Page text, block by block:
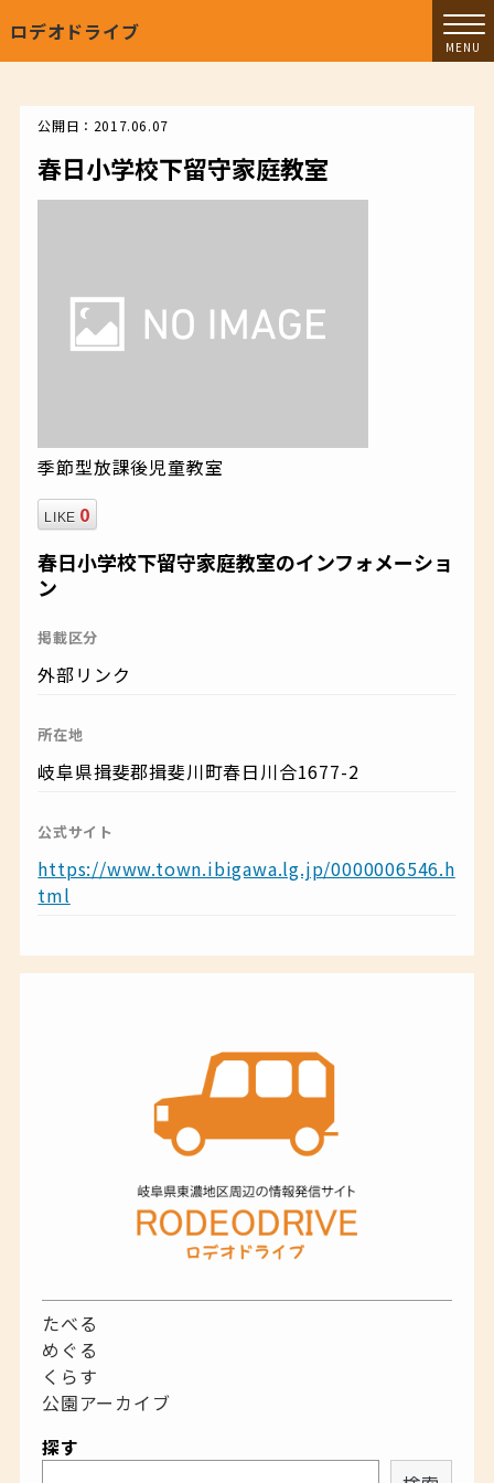
ロデオドライブ
公開日：2017.06.07
春日小学校下留守家庭教室
季節型放課後児童教室
LIKE 0
春日小学校下留守家庭教室のインフォメーショ
ン
掲載区分
外部リンク
所在地
岐阜県揖斐郡揖斐川町春日川合1677-2
公式サイト
https://www.town.ibigawa.lg.jp/0000006546.h
tml
たべる
めぐる
くらす
公園アーカイブ
探す